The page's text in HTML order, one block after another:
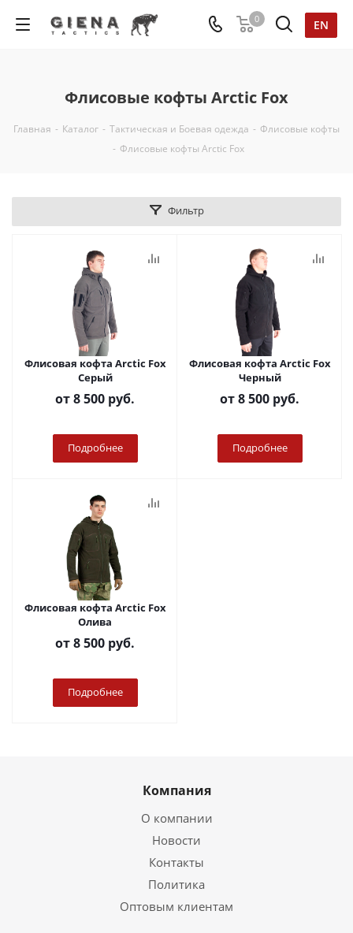
EN
0
Флисовые кофты Arctic Fox
Главная - Каталог - Тактическая и Боевая одежда - Флисовые кофты
- Флисовые кофты Arctic Fox
Фильтр
Флисовая кофта Arctic Fox
Серый
от8 500 руб.
Подробнее
Флисовая кофта Arctic Fox
Черный
от8 500 руб.
Подробнее
Флисовая кофта Arctic Fox
Олива
от8 500 руб.
Подробнее
Компания
О компании
Новости
Контакты
Политика
Оптовым клиентам